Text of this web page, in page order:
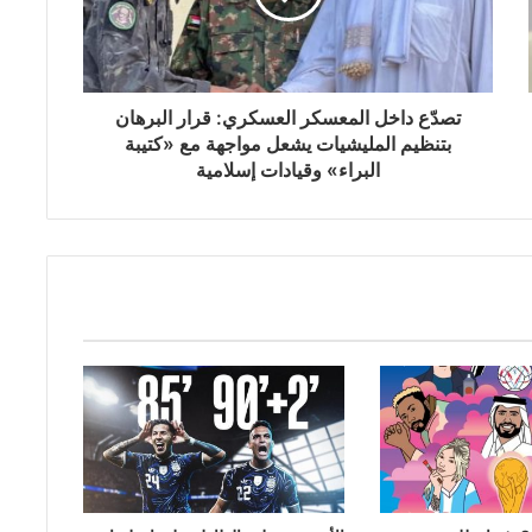
تصدّع داخل المعسكر العسكري: قرار البرهان
بتنظيم المليشيات يشعل مواجهة مع «كتيبة
البراء» وقيادات إسلامية